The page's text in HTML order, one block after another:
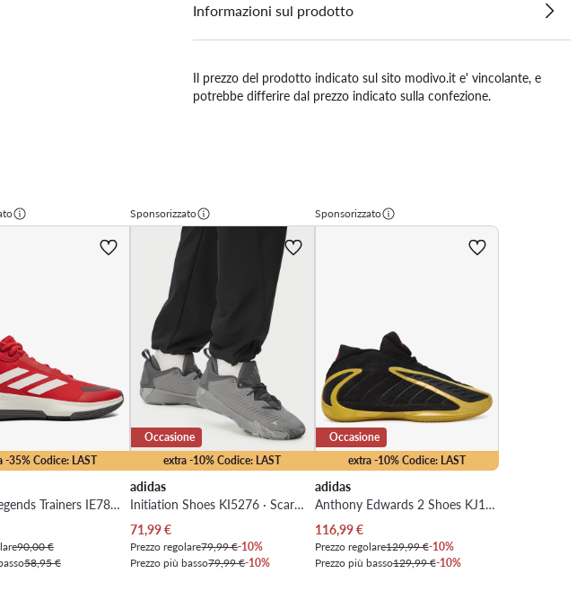
Informazioni sul prodotto
Il prezzo del prodotto indicato sul sito modivo.it e' vincolante, e
potrebbe differire dal prezzo indicato sulla confezione.
-35% Codice: LAST
Bounce Legends Trainers IE7846 · Scarpe da basket
90,00 €
58,95 €
Sponsorizzato
extra -10% Codice: LAST
Occasione
adidas
Initiation Shoes KI5276 · Scarpe da basket
Prezzo attuale
71,99€
Prezzo regolare79,99 €-10%
Prezzo più basso79,99 €-10%
Sponsorizzato
extra -10% Codice: LAST
Occasione
adidas
Anthony Edwards 2 Shoes KJ1885 · Scarpe da basket
Prezzo attuale
116,99€
Prezzo regolare129,99 €-10%
Prezzo più basso129,99 €-10%